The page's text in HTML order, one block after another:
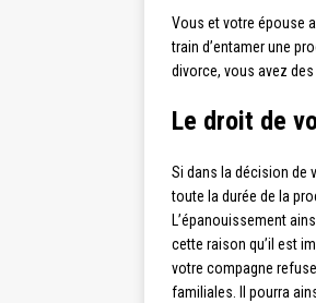
Vous et votre épouse
train d’entamer une
divorce, vous avez
Le droit de
Si dans la décision de
toute la durée de la
L’épanouissement
cette raison qu’il est
votre compagne
familiales. Il pourra